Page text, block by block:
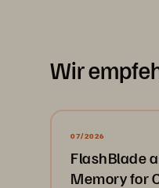
Wir
07/2026
FlashBlade
Memory for